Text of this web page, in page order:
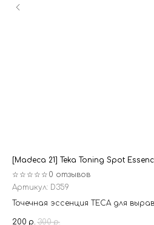
[Madeca 21] Teka Toning Spot
☆☆☆☆☆ 0 отзывов
Артикул: D359
Точечная эссенция TECA для
200 р. 300 р.